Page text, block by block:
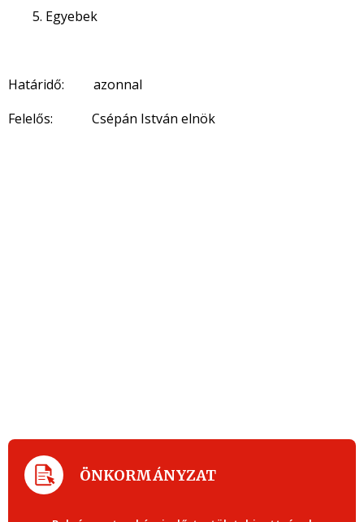
Egyebek
Határidő: azonnal
Felelős: Csépán István elnök
ÖNKORMÁNYZAT